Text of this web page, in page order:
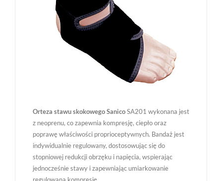
Orteza stawu skokowego SanicoSA201 wykonana jest
z neoprenu, co zapewnia kompresję, ciepło oraz
poprawę właściwości proprioceptywnych. Bandaż jest
indywidualnie regulowany, dostosowując się do
stopniowej redukcji obrzęku i napięcia, wspierając
jednocześnie stawy i zapewniając umiarkowanie